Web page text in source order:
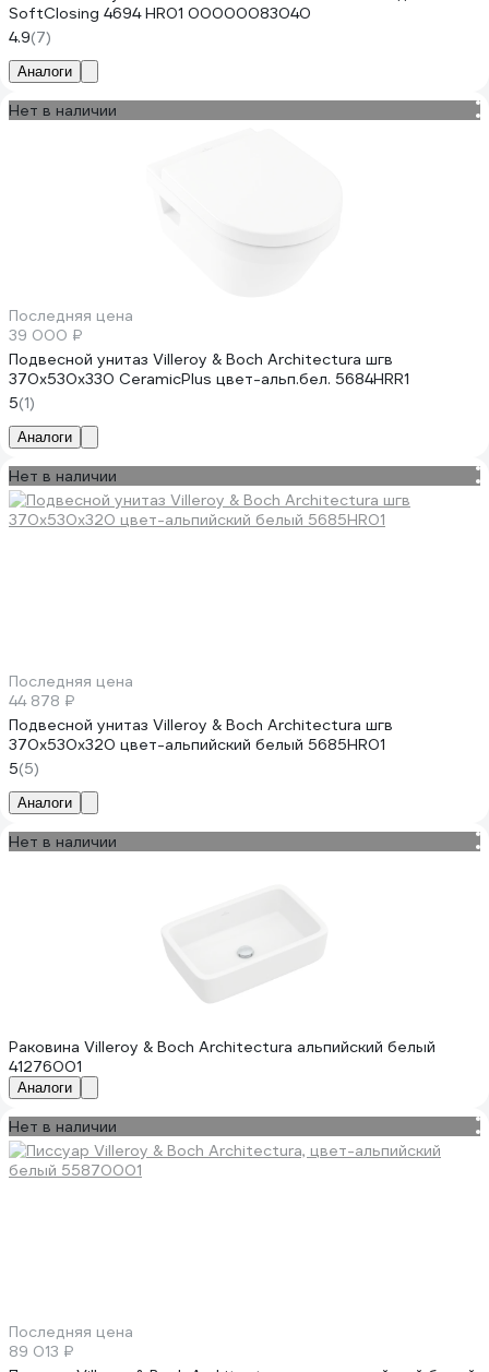
SoftClosing 4694 HR01 00000083040
4.9(7)
Аналоги
Нет в наличии
Последняя цена
39 000 ₽
Подвесной унитаз Villeroy & Boch Architectura шгв
370x530x330 CeramicPlus цвет-альп.бел. 5684HRR1
5(1)
Аналоги
Нет в наличии
Последняя цена
44 878 ₽
Подвесной унитаз Villeroy & Boch Architectura шгв
370x530x320 цвет-альпийский белый 5685HR01
5(5)
Аналоги
Нет в наличии
Раковина Villeroy & Boch Architectura альпийский белый
41276001
Аналоги
Нет в наличии
Последняя цена
89 013 ₽